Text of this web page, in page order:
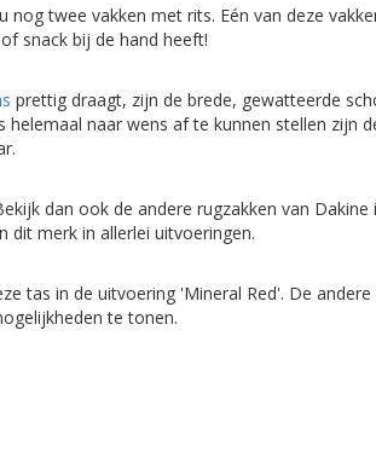
nog twee vakken met rits. Eén van deze
snack bij de hand heeft!
prettig draagt, zijn de brede, gewatteerde
naar wens af te kunnen stellen zijn
dan ook de andere rugzakken van
dit merk in allerlei uitvoeringen.
tas in de uitvoering 'Mineral Red'. De
te tonen.